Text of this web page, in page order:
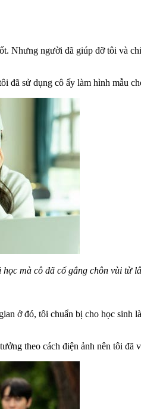
Nhưng người đã giúp đỡ tôi và
đã sử dụng cô ấy làm hình mẫu
mà cô đã cố gắng chôn vùi từ
ở đó, tôi chuẩn bị cho học sinh
theo cách điện ảnh nên tôi đã